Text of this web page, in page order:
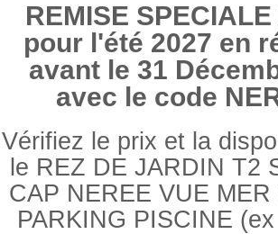
REMISE
pour l'été 2027 en
avant le 31
avec le code
Vérifiez le prix et la
le REZ DE JARDIN T2
CAP NEREE VUE MER
PARKING PISCINE